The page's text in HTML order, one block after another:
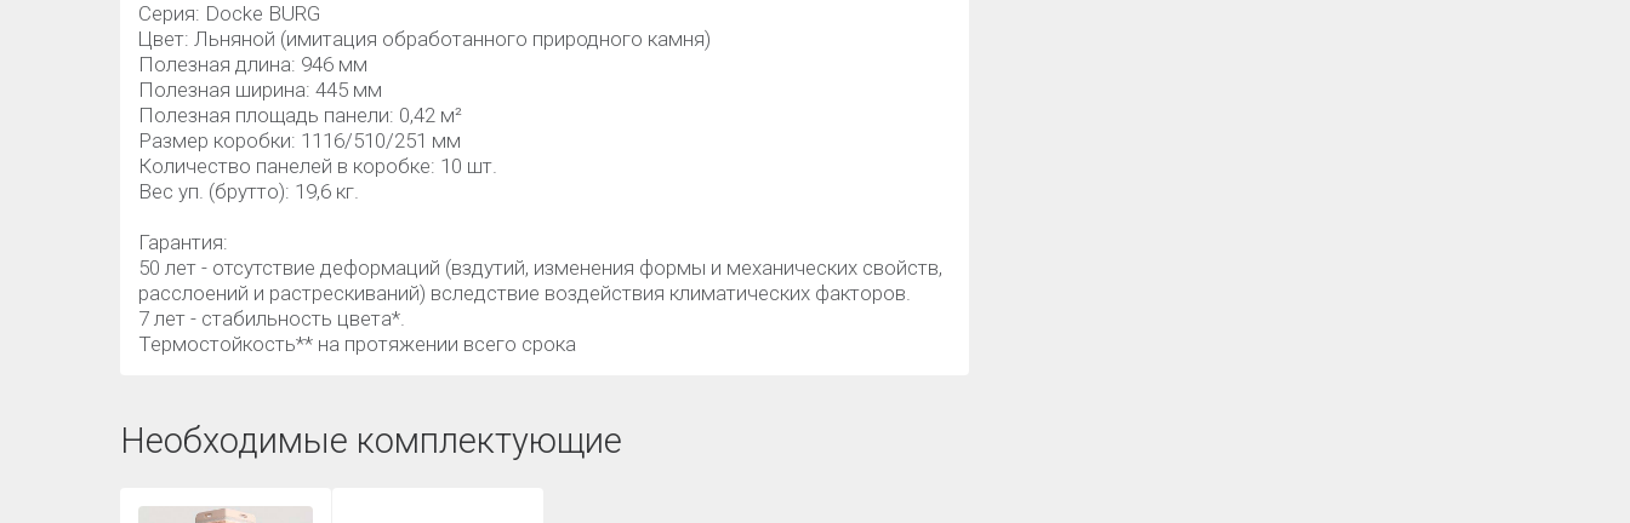
Серия: Docke BURG
Цвет: Льняной (имитация обработанного природного камня)
Полезная длина: 946 мм
Полезная ширина: 445 мм
Полезная площадь панели: 0,42 м²
Размер коробки: 1116/510/251 мм
Количество панелей в коробке: 10 шт.
Вес уп. (брутто): 19,6 кг.
Гарантия:
50 лет - отсутствие деформаций (вздутий, изменения формы и механических свойств,
расслоений и растрескиваний) вследствие воздействия климатических факторов.
7 лет - стабильность цвета*.
Термостойкость** на протяжении всего срока
Необходимые комплектующие